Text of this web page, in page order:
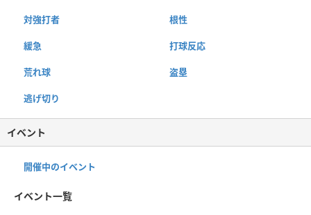
対強打者 根性
緩急 打球反応
荒れ球 盗塁
逃げ切り
イベント
開催中のイベント
イベント一覧